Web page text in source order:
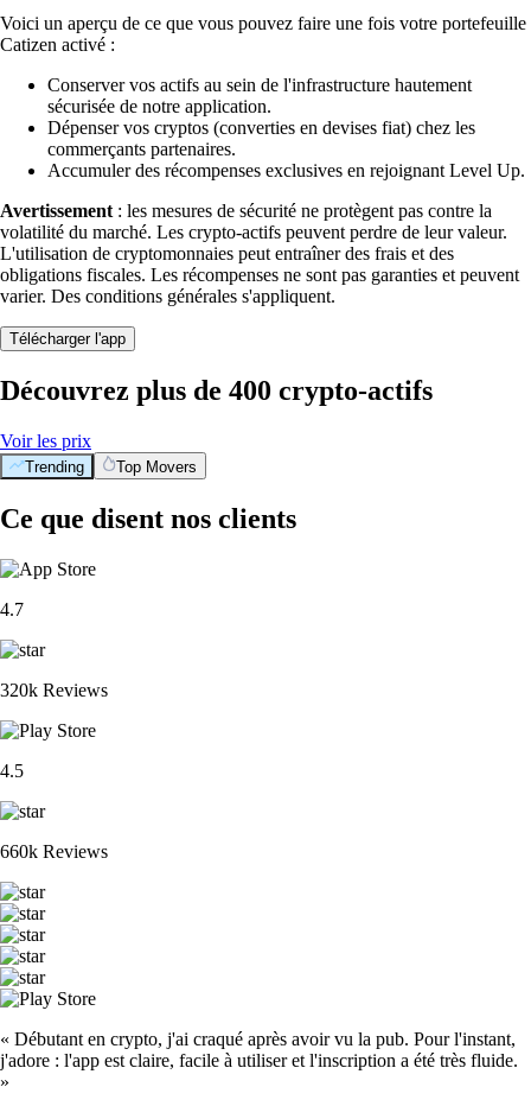
Voici un aperçu de ce que vous pouvez faire une fois votre portefeuille
Catizen activé :
Conserver vos actifs au sein de l'infrastructure hautement
sécurisée de notre application.
Dépenser vos cryptos (converties en devises fiat) chez les
commerçants partenaires.
Accumuler des récompenses exclusives en rejoignant Level Up.
Avertissement : les mesures de sécurité ne protègent pas contre la
volatilité du marché. Les crypto-actifs peuvent perdre de leur valeur.
L'utilisation de cryptomonnaies peut entraîner des frais et des
obligations fiscales. Les récompenses ne sont pas garanties et peuvent
varier. Des conditions générales s'appliquent.
Télécharger l'app
Découvrez plus de 400 crypto-actifs
Voir les prix
Trending Top Movers
Ce que disent nos clients
4.7
320k Reviews
4.5
660k Reviews
« Débutant en crypto, j'ai craqué après avoir vu la pub. Pour l'instant,
j'adore : l'app est claire, facile à utiliser et l'inscription a été très fluide.
»